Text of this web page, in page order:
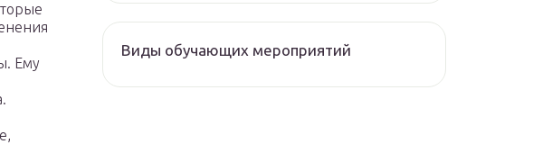
Ему
Виды обучающих мероприятий